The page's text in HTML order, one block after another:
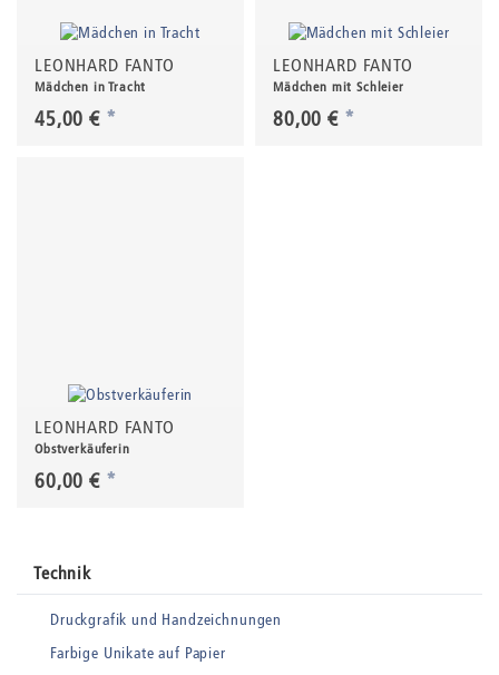
LEONHARD FANTO
Mädchen in Tracht
45,00 € *
LEONHARD FANTO
Mädchen mit Schleier
80,00 € *
LEONHARD FANTO
Obstverkäuferin
60,00 € *
Technik
Druckgrafik und Handzeichnungen
Farbige Unikate auf Papier